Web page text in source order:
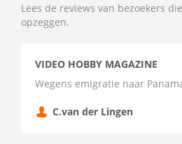
Lees de reviews van bezoekers
opzeggen.
VIDEO HOBBY MAGAZINE
Wegens emigratie naar
C.van der Lingen